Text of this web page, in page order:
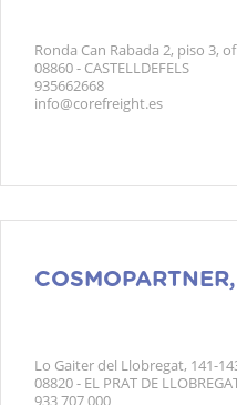
Ronda Can Rabada 2, piso 3,
08860 - CASTELLDEFELS
935662668
info@corefreight.es
Lo Gaiter del Llobregat, 141-
08820 - EL PRAT DE
933 707 000